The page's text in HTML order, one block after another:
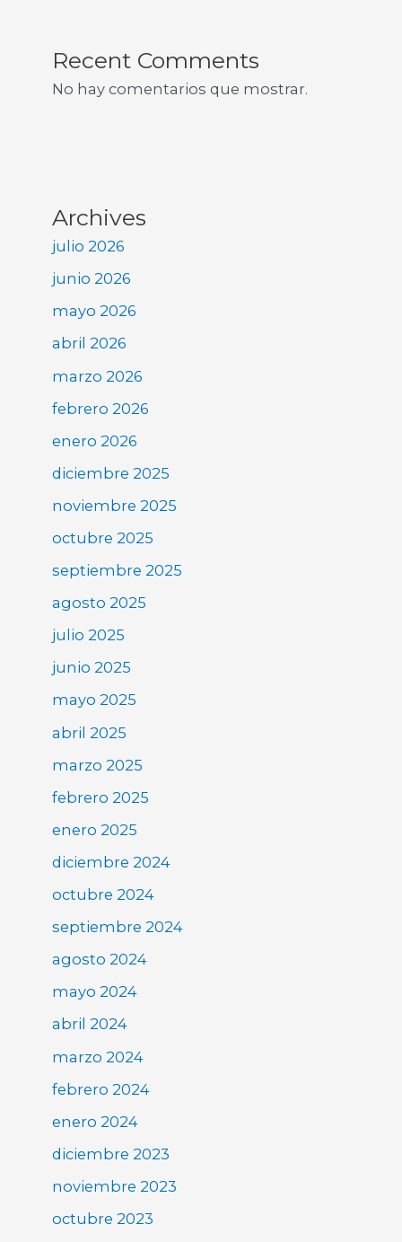
Recent Comments
No hay comentarios que mostrar.
Archives
julio 2026
junio 2026
mayo 2026
abril 2026
marzo 2026
febrero 2026
enero 2026
diciembre 2025
noviembre 2025
octubre 2025
septiembre 2025
agosto 2025
julio 2025
junio 2025
mayo 2025
abril 2025
marzo 2025
febrero 2025
enero 2025
diciembre 2024
octubre 2024
septiembre 2024
agosto 2024
mayo 2024
abril 2024
marzo 2024
febrero 2024
enero 2024
diciembre 2023
noviembre 2023
octubre 2023